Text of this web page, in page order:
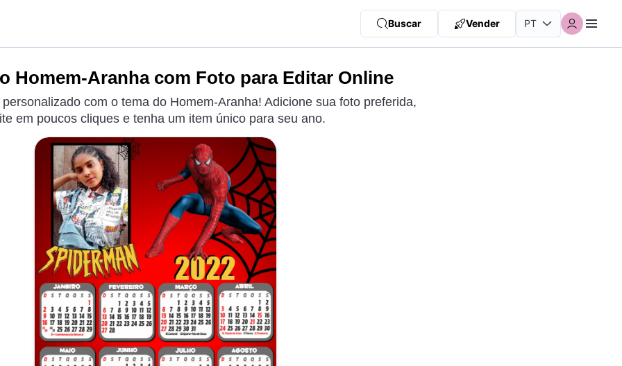
Buscar Vender
Homem-Aranha com Foto para Editar Online
com o tema do Homem-Aranha! Adicione sua foto preferida,
em poucos cliques e tenha um item único para seu ano.